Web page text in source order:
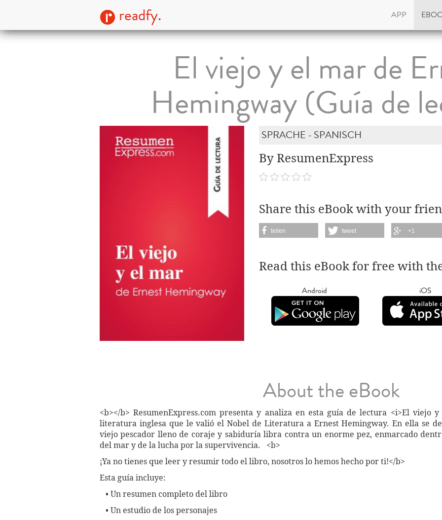
readfy. APP
El viejo y el mar de
Hemingway (Guía de
SPRACHE - SPANISCH
By ResumenExpress
Share this eBook with your
teilen tweet +1
Read this eBook for free with
Android iOS
About the eBook
<b></b> ResumenExpress.com presenta y analiza en esta guía de lectura <i>El viejo
literatura inglesa que le valió el Nobel de Literatura a Ernest Hemingway. En ella se
viejo pescador lleno de coraje y sabiduría libra contra un enorme pez, enmarcado
del mar y de la lucha por la supervivencia. <b>
¡Ya no tienes que leer y resumir todo el libro, nosotros lo hemos hecho por ti!</b>
Esta guía incluye:
• Un resumen completo del libro
• Un estudio de los personajes